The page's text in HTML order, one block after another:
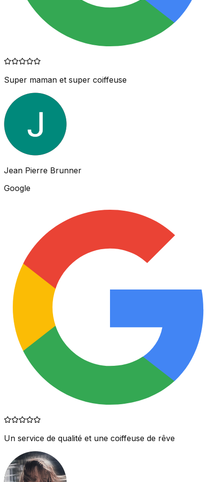
Super maman et super coiffeuse
Jean Pierre Brunner
Google
Un service de qualité et une coiffeuse de rêve